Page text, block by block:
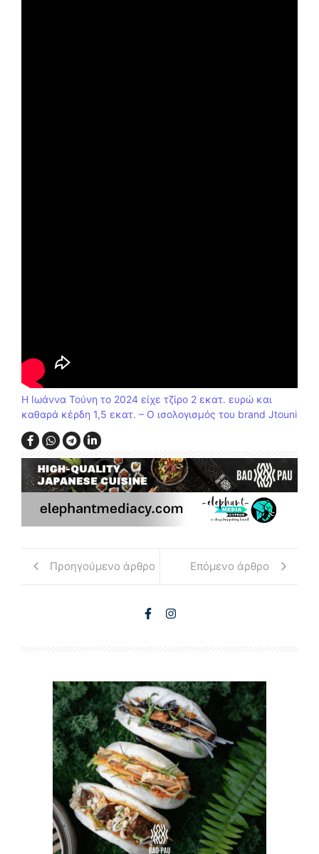
Η Ιωάννα Τούνη το 2024 είχε τζίρο 2 εκατ. ευρώ και
καθαρά κέρδη 1,5 εκατ. – Ο ισολογισμός του brand Jtouni
Προηγούμενο άρθρο Επόμενο άρθρο